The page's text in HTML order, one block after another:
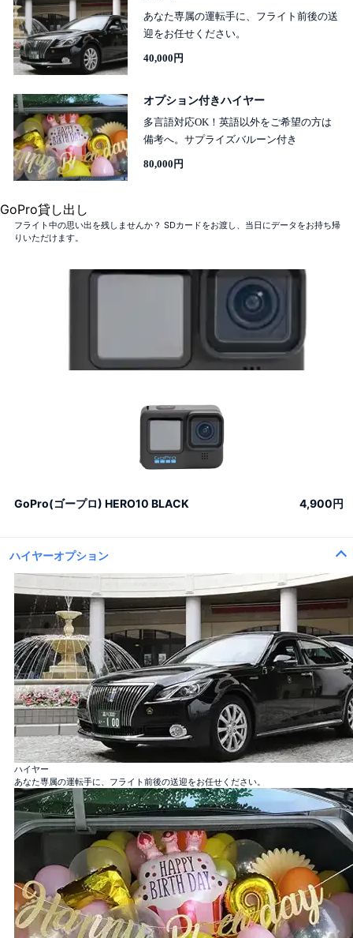
あなた専属の運転手に、フライト前後の送
迎をお任せください。
40,000円
オプション付きハイヤー
多言語対応OK！英語以外をご希望の方は
備考へ。サプライズバルーン付き
80,000円
GoPro貸し出し
フライト中の思い出を残しませんか？ SDカードをお渡し、当日にデータをお持ち帰
りいただけます。
GoPro(ゴープロ) HERO10 BLACK 4,900円
バラ100本花束
「100％の愛」
バラ12本花束
「結婚してください」
バラ40本花束
「真実の愛」
バラ108本花束
「結婚してください」
バラ99+1本花束
1本機内＋着陸後99本, サプライズ演出に！
ハイヤーオプション
ハイヤー
あなた専属の運転手に、フライト前後の送迎をお任せください。